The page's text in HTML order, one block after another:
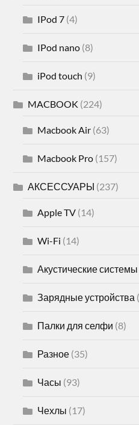
IPod 7 (4)
IPod nano (8)
iPod touch (9)
MACBOOK (224)
Macbook Air (63)
Macbook Pro (157)
АКСЕССУАРЫ (237)
Apple TV (14)
Wi-Fi (14)
Акустические системы
Зарядные устройства
Палки для селфи (8)
Разное (35)
Часы (93)
Чехлы (17)